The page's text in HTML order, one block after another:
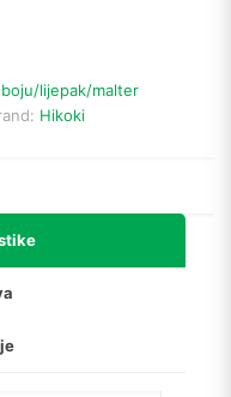
lijepak/malter
Hikoki